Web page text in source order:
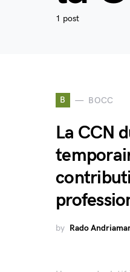
1 post
B BOCC
La CCN
by Rado